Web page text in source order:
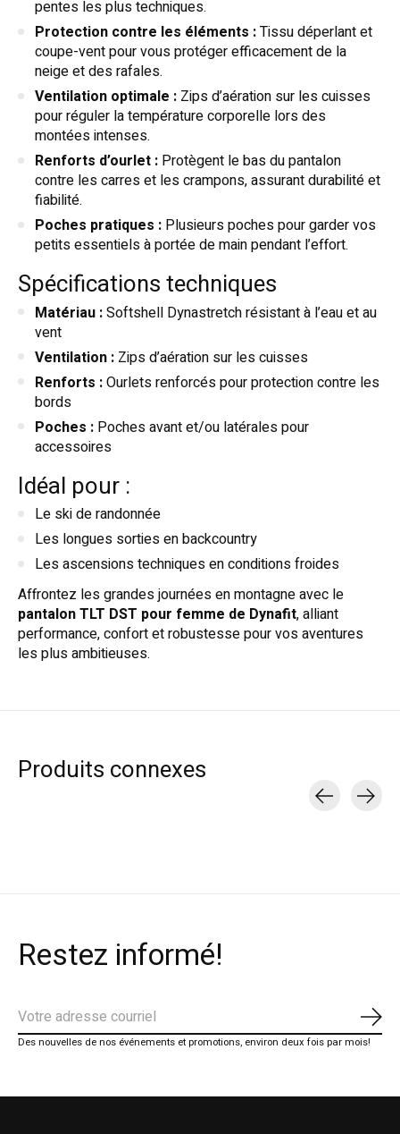
pentes les plus techniques.
Protection contre les éléments :Tissu déperlant et
coupe-vent pour vous protéger efficacement de la
neige et des rafales.
Ventilation optimale : Zips d’aération sur les cuisses
pour réguler la température corporelle lors des
montées intenses.
Renforts d’ourlet : Protègent le bas du pantalon
contre les carres et les crampons, assurant durabilité et
fiabilité.
Poches pratiques : Plusieurs poches pour garder vos
petits essentiels à portée de main pendant l’effort.
Spécifications techniques
Matériau :Softshell Dynastretch résistant à l’eau et au
vent
Ventilation : Zips d’aération sur les cuisses
Renforts :Ourlets renforcés pour protection contre les
bords
Poches : Poches avant et/ou latérales pour
accessoires
Idéal pour :
Le ski de randonnée
Les longues sorties en backcountry
Les ascensions techniques en conditions froides
Affrontez les grandes journées en montagne avec le
pantalon TLT DST pour femme de Dynafit, alliant
performance, confort et robustesse pour vos aventures
les plus ambitieuses.
Produits connexes
Restez informé!
Des nouvelles de nos événements et promotions, environ deux fois par mois!